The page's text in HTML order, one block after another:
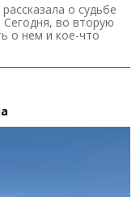
о судьбе
Сегодня, во вторую
о нем и кое-что